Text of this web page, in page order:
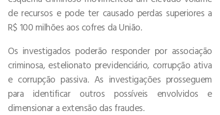
de recursos e pode ter causado perdas superiores a
R$ 100 milhões aos cofres da União.
Os investigados poderão responder por associação
criminosa, estelionato previdenciário, corrupção ativa
e corrupção passiva. As investigações prosseguem
para identificar outros possíveis envolvidos e
dimensionar a extensão das fraudes.